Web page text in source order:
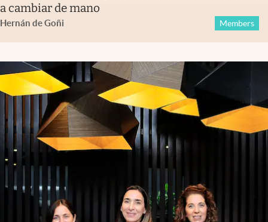
a cambiar de mano
Hernán de Goñi Members